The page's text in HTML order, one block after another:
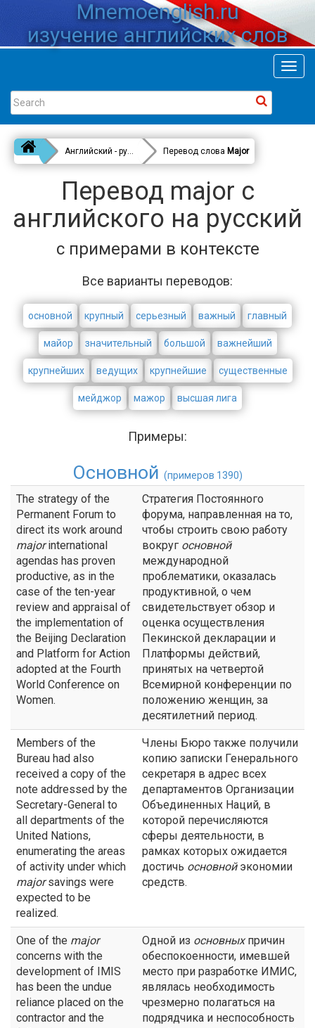
Mnemoenglish.ru
изучение английских слов
Английский - русский Перевод слова Major
Перевод major с
английского на русский
с примерами в контексте
Все варианты переводов:
основной крупный серьезный важный главный
майор значительный большой важнейший
крупнейших ведущих крупнейшие существенные
мейджор мажор высшая лига
Примеры:
Основной (примеров 1390)
The strategy of the
Permanent Forum to
direct its work around
majorinternational
agendas has proven
productive, as in the
case of the ten-year
review and appraisal of
the implementation of
the Beijing Declaration
and Platform for Action
adopted at the Fourth
World Conference on
Women.
Стратегия Постоянного
форума, направленная на то,
чтобы строить свою работу
вокруг основной
международной
проблематики, оказалась
продуктивной, о чем
свидетельствует обзор и
оценка осуществления
Пекинской декларации и
Платформы действий,
принятых на четвертой
Всемирной конференции по
положению женщин, за
десятилетний период.
Members of the
Bureau had also
received a copy of the
note addressed by the
Secretary-General to
all departments of the
United Nations,
enumerating the areas
of activity under which
majorsavings were
expected to be
realized.
Члены Бюро также получили
копию записки Генерального
секретаря в адрес всех
департаментов Организации
Объединенных Наций, в
которой перечисляются
сферы деятельности, в
рамках которых ожидается
достичь основнойэкономии
средств.
One of the major
concerns with the
development of IMIS
has been the undue
reliance placed on the
contractor and the
Одной из основныхпричин
обеспокоенности, имевшей
место при разработке ИМИС,
являлась необходимость
чрезмерно полагаться на
подрядчика и неспособность